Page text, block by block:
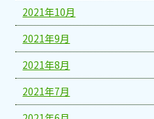
2021年10月
2021年9月
2021年8月
2021年7月